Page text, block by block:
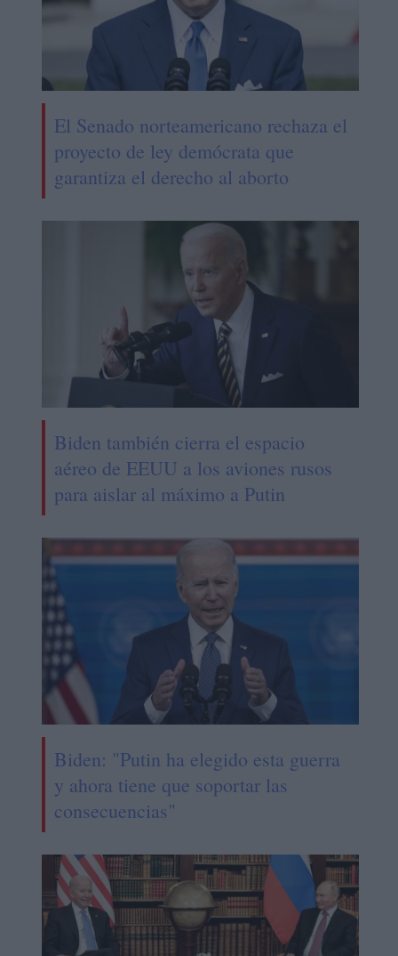
El Senado norteamericano rechaza el
proyecto de ley demócrata que
garantiza el derecho al aborto
Biden también cierra el espacio
aéreo de EEUU a los aviones rusos
para aislar al máximo a Putin
Biden: "Putin ha elegido esta guerra
y ahora tiene que soportar las
consecuencias"